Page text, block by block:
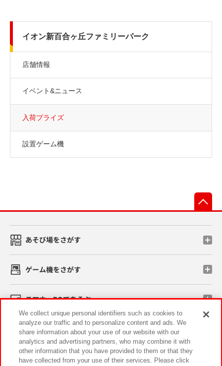
イオン新百合ヶ丘ファミリーパーク
店舗情報
イベント&ニュース
入荷プライズ
設置ゲーム機
あそび場をさがす
ゲーム機をさがす
スマホ・PCであそぶ
イベント・キャンペーン
We collect unique personal identifiers such as cookies to
analyze our traffic and to personalize content and ads. We
share information about your use of our website with our
analytics and advertising partners, who may combine it with
other information that you have provided to them or that they
have collected from your use of their services. Please click